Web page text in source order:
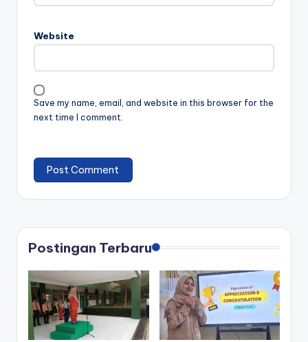
Website
Save my name, email, and website in this browser for the
next time I comment.
Postingan Terbaru